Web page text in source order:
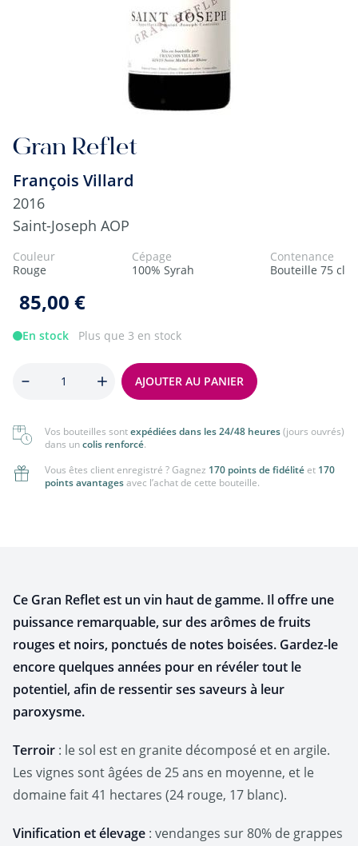
Gran Reflet
François Villard
2016
Saint-Joseph AOP
Couleur
Rouge
Cépage
100% Syrah
Contenance
Bouteille 75 cl
85,00 €
En stock Plus que 3 en stock
AJOUTER AU PANIER
Vos bouteilles sontexpédiées dans les 24/48 heures(jours ouvrés)
dans uncolis renforcé.
Vous êtes client enregistré ? Gagnez 170 points de fidélité et 170
points avantagesavec l’achat de cette bouteille.
Ce Gran Reflet est un vin haut de gamme. Il offre une
puissance remarquable, sur des arômes de fruits
rouges et noirs, ponctués de notes boisées. Gardez-le
encore quelques années pour en révéler tout le
potentiel, afin de ressentir ses saveurs à leur
paroxysme.
Terroir : le sol est en granite décomposé et en argile.
Les vignes sont âgées de 25 ans en moyenne, et le
domaine fait 41 hectares (24 rouge, 17 blanc).
Vinification et élevage : vendanges sur 80% de grappes